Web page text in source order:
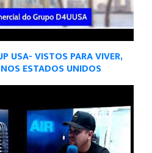
USA- VISTOS PARA VIVER,
ESTADOS UNIDOS